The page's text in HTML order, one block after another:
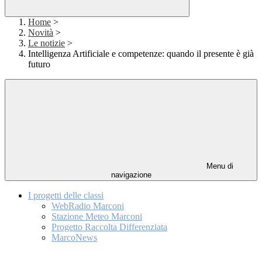
Home >
Novità >
Le notizie >
Intelligenza Artificiale e competenze: quando il presente è già
futuro
Menu di
navigazione
I progetti delle classi
WebRadio Marconi
Stazione Meteo Marconi
Progetto Raccolta Differenziata
MarcoNews